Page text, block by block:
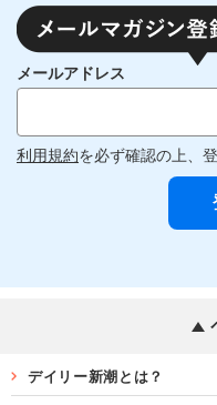
メールアドレス
利用規約を必ず確認の上、
デイリー新潮とは？